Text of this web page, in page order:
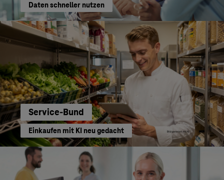
Daten schneller nutzen
Service-Bund
Einkaufen mit KI neu gedacht